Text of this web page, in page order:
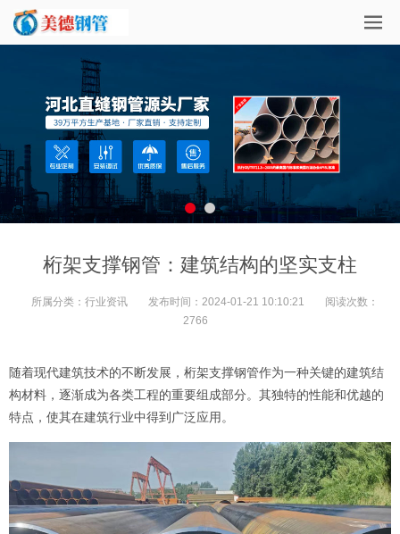
桁架支撑钢管：建筑结构的坚实支柱
所属分类： 行业资讯 发布时间： 2024-01-21 10:10:21
阅读次数：
2766
随着现代建筑技术的不断发展，桁架支撑钢管作为一种关键的建筑结
构材料，逐渐成为各类工程的重要组成部分。其独特的性能和优越的
特点，使其在建筑行业中得到广泛应用。